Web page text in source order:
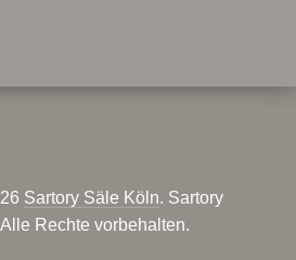
Sartory Säle Köln. Sartory
Rechte vorbehalten.